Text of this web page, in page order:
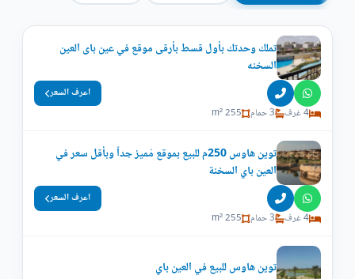
تملك وحدتك بأول قسط بأرقى موقع في عين باى العين
السخنه
4 غرف 3 حمام 255 m²
اعرف السعر
توين هاوس 250م للبيع بموقع مُميز جداً وبأقل سعر في
العين باي السخنة
4 غرف 3 حمام 255 m²
اعرف السعر
توين هاوس للبيع في العين باي